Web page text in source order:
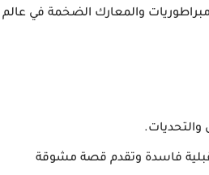
والمعارك الضخمة في عالم
والتحديات.
فاسدة وتقدم قصة مشوقة